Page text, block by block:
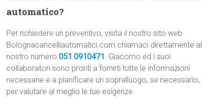
automatico?
Per richiedere un preventivo, visita il nostro sito web
Bolognacancelliautomatici.com chiamaci direttamente al
nostro numero051 0910471 . Giacomo ed i suoi
collaboratori sono pronti a fornirti tutte le informazioni
necessarie e a pianificare un sopralluogo, se necessario,
per valutare al meglio le tue esigenze.